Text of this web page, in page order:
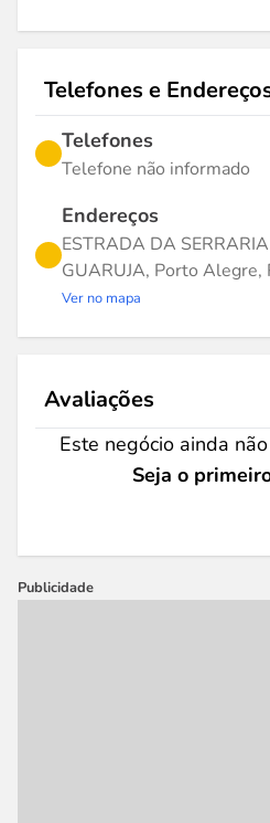
Telefones e
Telefones
Telefone não informado
Endereços
ESTRADA DA
GUARUJA, Porto Alegre,
Ver no mapa
Avaliações
Este negócio ainda
Seja o
Publicidade